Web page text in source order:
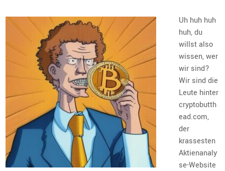
Uh huh huh
huh, du
willst also
wissen, wer
wir sind?
Wir sind die
Leute hinter
cryptobutth
ead.com,
der
krassesten
Aktienanaly
se-Website